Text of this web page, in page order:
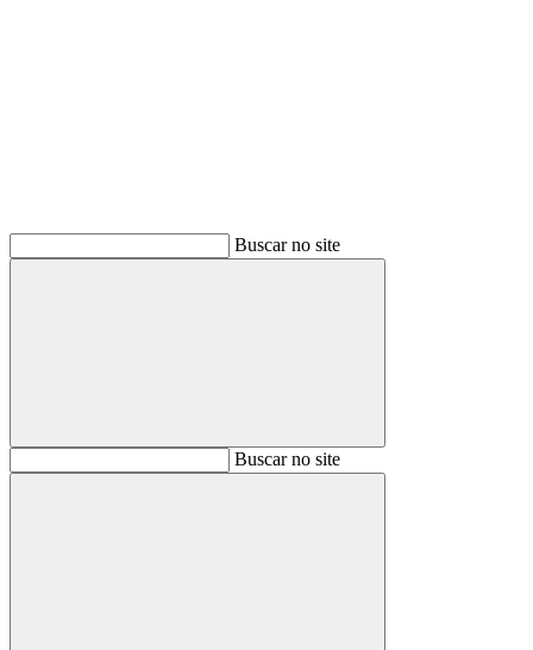
Buscar no site
BuscarBuscar no site